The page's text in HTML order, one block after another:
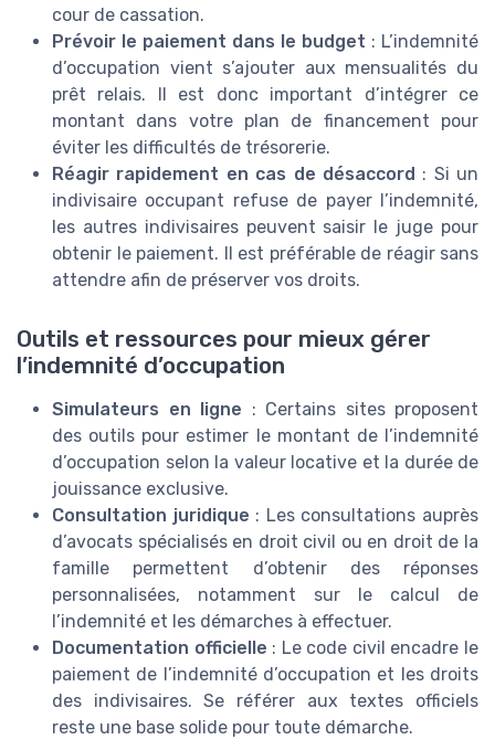
cour de cassation.
Prévoir le paiement dans le budget : L’indemnité
d’occupation vient s’ajouter aux mensualités du
prêt relais. Il est donc important d’intégrer ce
montant dans votre plan de financement pour
éviter les difficultés de trésorerie.
Réagir rapidement en cas de désaccord : Si un
indivisaire occupant refuse de payer l’indemnité,
les autres indivisaires peuvent saisir le juge pour
obtenir le paiement. Il est préférable de réagir sans
attendre afin de préserver vos droits.
Outils et ressources pour mieux gérer
l’indemnité d’occupation
Simulateurs en ligne : Certains sites proposent
des outils pour estimer le montant de l’indemnité
d’occupation selon la valeur locative et la durée de
jouissance exclusive.
Consultation juridique : Les consultations auprès
d’avocats spécialisés en droit civil ou en droit de la
famille permettent d’obtenir des réponses
personnalisées, notamment sur le calcul de
l’indemnité et les démarches à effectuer.
Documentation officielle : Le code civil encadre le
paiement de l’indemnité d’occupation et les droits
des indivisaires. Se référer aux textes officiels
reste une base solide pour toute démarche.